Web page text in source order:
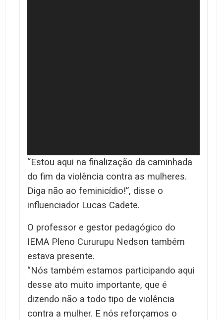
“Estou aqui na finalização da caminhada
do fim da violência contra as mulheres.
Diga não ao feminicídio!”, disse o
influenciador Lucas Cadete.
O professor e gestor pedagógico do
IEMA Pleno Cururupu Nedson também
estava presente.
“Nós também estamos participando aqui
desse ato muito importante, que é
dizendo não a todo tipo de violência
contra a mulher. E nós reforçamos o